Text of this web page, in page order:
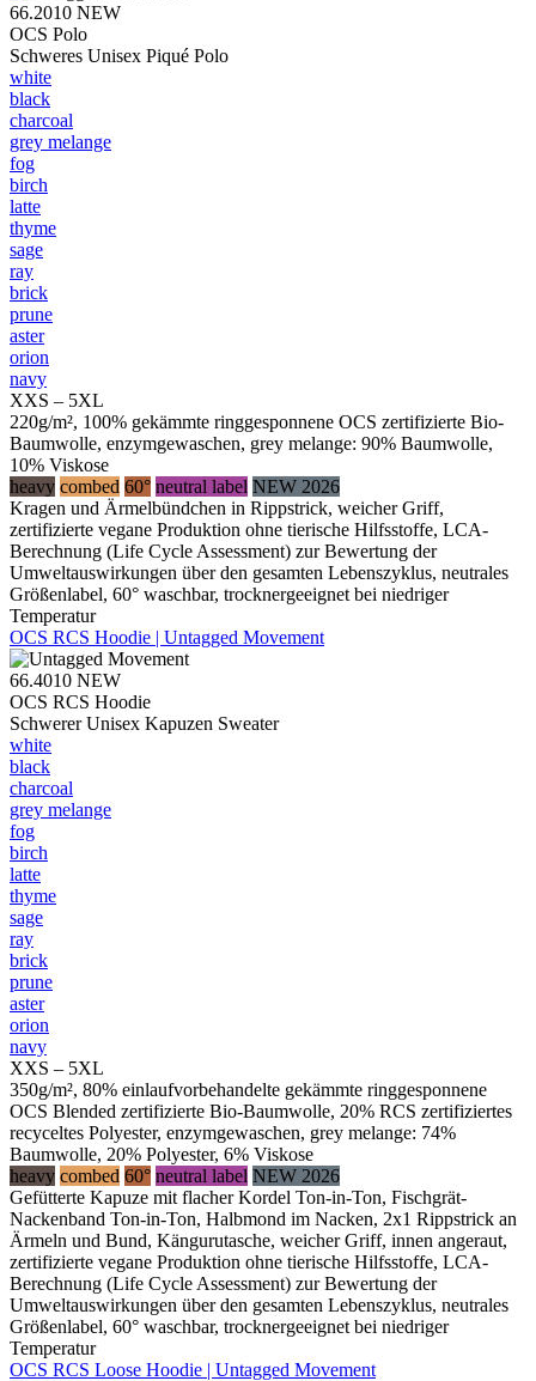
66.2010 NEW
OCS Polo
Schweres Unisex Piqué Polo
white
black
charcoal
grey melange
fog
birch
latte
thyme
sage
ray
brick
prune
aster
orion
navy
XXS – 5XL
220g/m², 100% gekämmte ringgesponnene OCS zertifizierte Bio-
Baumwolle, enzymgewaschen, grey melange: 90% Baumwolle,
10% Viskose
heavy combed 60° neutral label NEW 2026
Kragen und Ärmelbündchen in Rippstrick, weicher Griff,
zertifizierte vegane Produktion ohne tierische Hilfsstoffe, LCA-
Berechnung (Life Cycle Assessment) zur Bewertung der
Umweltauswirkungen über den gesamten Lebenszyklus, neutrales
Größenlabel, 60° waschbar, trocknergeeignet bei niedriger
Temperatur
OCS RCS Hoodie | Untagged Movement
66.4010 NEW
OCS RCS Hoodie
Schwerer Unisex Kapuzen Sweater
white
black
charcoal
grey melange
fog
birch
latte
thyme
sage
ray
brick
prune
aster
orion
navy
XXS – 5XL
350g/m², 80% einlaufvorbehandelte gekämmte ringgesponnene
OCS Blended zertifizierte Bio-Baumwolle, 20% RCS zertifiziertes
recyceltes Polyester, enzymgewaschen, grey melange: 74%
Baumwolle, 20% Polyester, 6% Viskose
heavy combed 60° neutral label NEW 2026
Gefütterte Kapuze mit flacher Kordel Ton-in-Ton, Fischgrät-
Nackenband Ton-in-Ton, Halbmond im Nacken, 2x1 Rippstrick an
Ärmeln und Bund, Kängurutasche, weicher Griff, innen angeraut,
zertifizierte vegane Produktion ohne tierische Hilfsstoffe, LCA-
Berechnung (Life Cycle Assessment) zur Bewertung der
Umweltauswirkungen über den gesamten Lebenszyklus, neutrales
Größenlabel, 60° waschbar, trocknergeeignet bei niedriger
Temperatur
OCS RCS Loose Hoodie | Untagged Movement